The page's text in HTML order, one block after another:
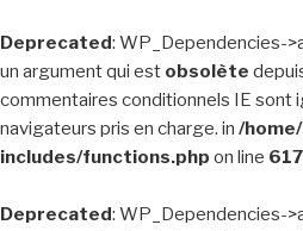
Deprecated: WP_Dependencies-
un argument qui est obsolète
commentaires conditionnels IE sont
navigateurs pris en charge. in /
includes/functions.php on line
Deprecated: WP_Dependencies-